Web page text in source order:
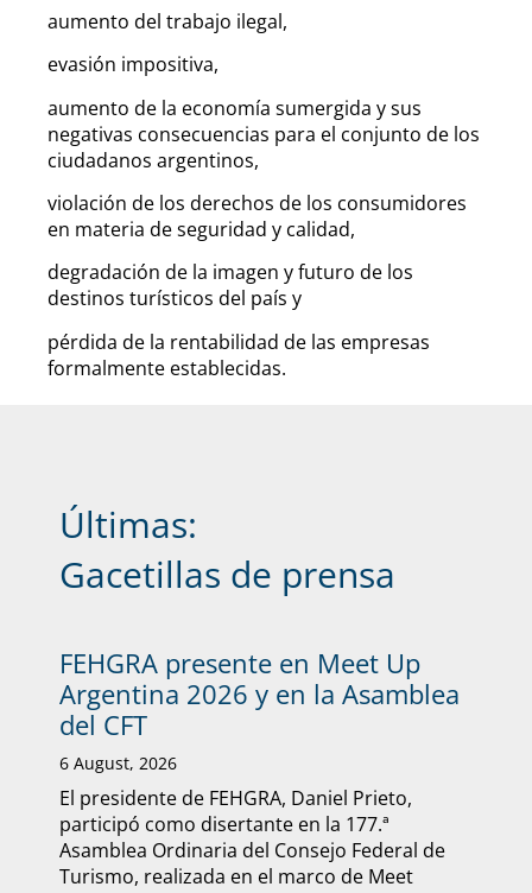
aumento del trabajo ilegal,
evasión impositiva,
aumento de la economía sumergida y sus
negativas consecuencias para el conjunto de los
ciudadanos argentinos,
violación de los derechos de los consumidores
en materia de seguridad y calidad,
degradación de la imagen y futuro de los
destinos turísticos del país y
pérdida de la rentabilidad de las empresas
formalmente establecidas.
Últimas:
Gacetillas de prensa
FEHGRA presente en Meet Up
Argentina 2026 y en la Asamblea
del CFT
6 August, 2026
El presidente de FEHGRA, Daniel Prieto,
participó como disertante en la 177.ª
Asamblea Ordinaria del Consejo Federal de
Turismo, realizada en el marco de Meet